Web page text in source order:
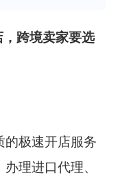
跨境卖家要选
的极速开店服务
理进口代理、